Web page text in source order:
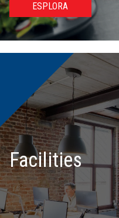
ESPLORA
Facilities